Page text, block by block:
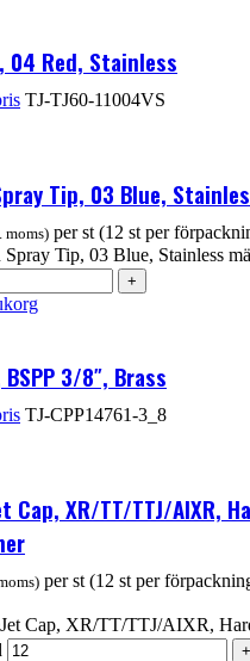
04 Red, Stainless
TJ-TJ60-11004VS
Tip, 03 Blue,
moms) per st (12 st per
Spray Tip, 03 Blue, Stainless
3/8″, Brass
TJ-CPP14761-3_8
Cap, XR/TT/TTJ/AIXR,
per st (12 st per
Cap, XR/TT/TTJ/AIXR,